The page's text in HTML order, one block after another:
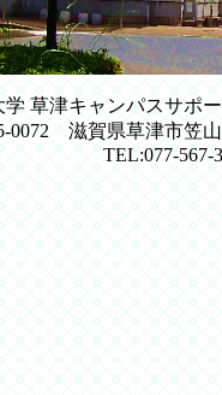
学 草津キャンパスサ
0072 滋賀県草津市笠
TEL:077-